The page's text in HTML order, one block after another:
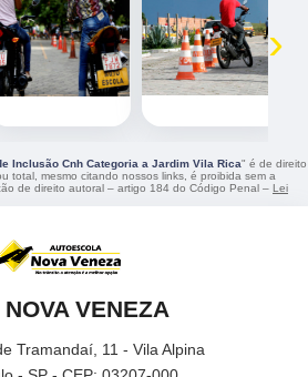
›
Inclusão Cnh Categoria a Jardim Vila Rica" é de direito
total, mesmo citando nossos links, é proibida sem a
de direito autoral – artigo 184 do Código Penal – Lei
VENEZA
Tramandaí, 11 - Vila Alpina